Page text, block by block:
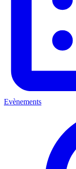
Evènements